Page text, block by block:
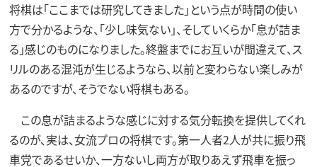
将棋は「ここまでは研究してきました」という点が時間の使い
方で分かるような、「少し味気ない」、そしていくらか「息が詰ま
る」感じのものになりました。終盤までにお互いが間違えて、ス
リルのある混沌が生じるようなら、以前と変わらない楽しみが
あるのですが、そうでない将棋もある。
この息が詰まるような感じに対する気分転換を提供してくれ
るのが、実は、女流プロの将棋です。第一人者2人が共に振り飛
車党であるせいか、一方ないし両方が取りあえず飛車を振っ